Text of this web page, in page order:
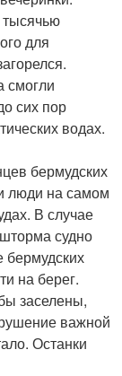
для
смогли
сих пор
водах.
бермудских
люди на самом
В случае
судно
бермудских
на берег.
заселены,
важной
Останки